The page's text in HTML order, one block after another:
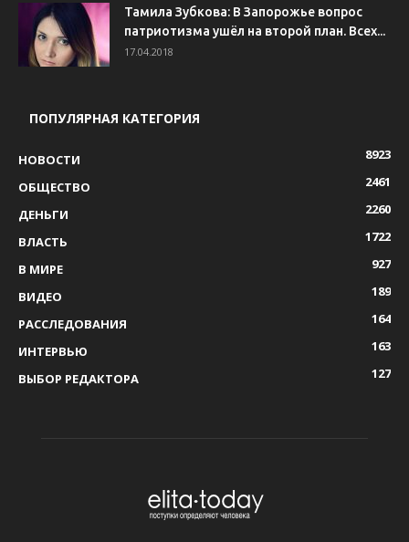
Тамила Зубкова: В Запорожье вопрос
патриотизма ушёл на второй план. Всех...
17.04.2018
ПОПУЛЯРНАЯ КАТЕГОРИЯ
НОВОСТИ
8923
ОБЩЕСТВО
2461
ДЕНЬГИ
2260
ВЛАСТЬ
1722
В МИРЕ
927
ВИДЕО
189
РАССЛЕДОВАНИЯ
164
ИНТЕРВЬЮ
163
ВЫБОР РЕДАКТОРА
127